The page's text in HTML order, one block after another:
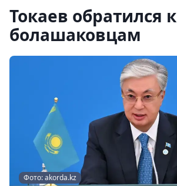
Токаев обратился к
болашаковцам
Фото: akorda.kz